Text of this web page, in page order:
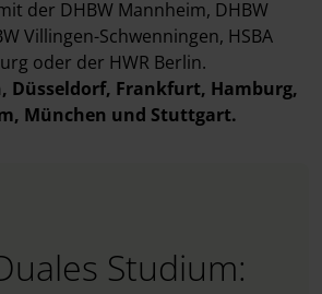
der DHBW Mannheim, DHBW
Villingen-Schwenningen, HSBA
oder der HWR Berlin.
Düsseldorf, Frankfurt, Hamburg,
München und Stuttgart.
Studium: